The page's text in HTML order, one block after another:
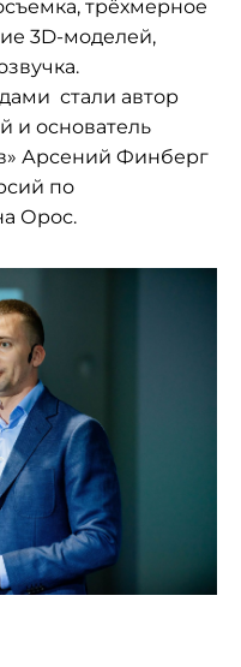
трёхмерное
3D-моделей,
стали автор
и основатель
Арсений Финберг
по
Орос.